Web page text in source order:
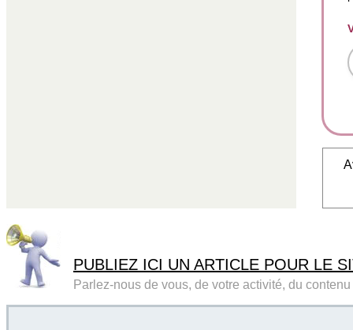
PUBLIEZ ICI UN ARTICLE POUR LE
Parlez-nous de vous, de votre activité, du